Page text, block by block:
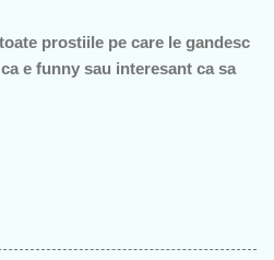
prostiile pe care le gandesc
e funny sau interesant ca sa